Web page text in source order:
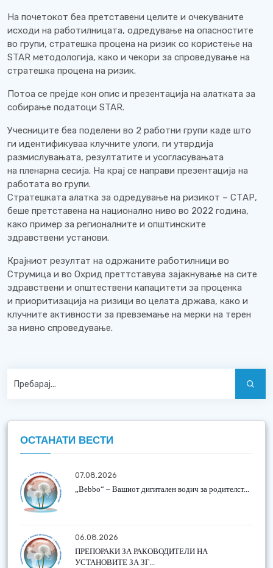
На почетокот беа претставени целите и очекуваните
исходи на работилницата, одредување на опасностите
во групи, стратешка процена на ризик со користење на
STAR методологија, како и чекори за спроведување на
стратешка процена на ризик.
Потоа се прејде кон опис и презентација на алатката за
собирање податоци STAR.
Учесниците беа поделени во 2 работни групи каде што
ги идентификуваа клучните улоги, ги утврдија
размислувањата, резултатите и усогласувањата
на пленарна сесија. На крај се направи презентација на
работата во групи.
Стратешката алатка за одредување на ризикот – СТАР,
беше претставена на национално ниво во 2022 година,
како пример за регионалните и општинските
здравствени установи.
Крајниот резултат на одржаните работилници во
Струмица и во Охрид преттставува зајакнување на сите
здравствени и општествени капацитети за проценка
и приоритизација на ризици во целата држава, како и
клучните активности за превземање на мерки на терен
за нивно спроведување.
ОСТАНАТИ ВЕСТИ
07.08.2026
„Bebbo“ – Вашиот дигитален водич за родителст...
06.08.2026
ПРЕПОРАКИ ЗА РАКОВОДИТЕЛИ НА
УСТАНОВИТЕ ЗА ЗГ...